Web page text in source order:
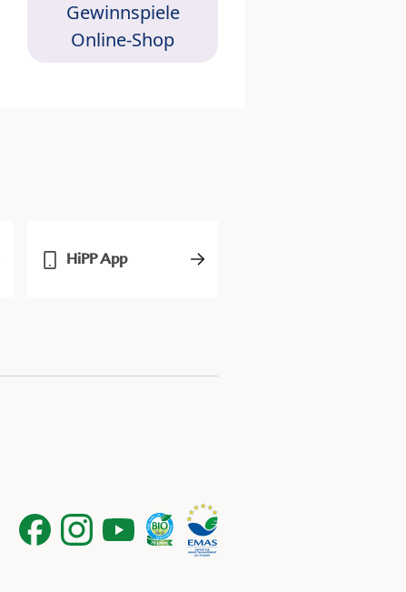
Gewinnspiele
Online-Shop
HiPP App